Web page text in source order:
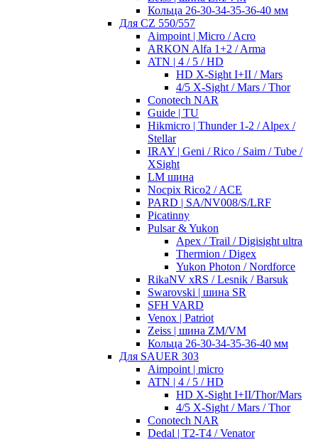
Кольца 26-30-34-35-36-40 мм
Для CZ 550/557
Aimpoint | Micro / Acro
ARKON Alfa 1+2 / Arma
ATN | 4 / 5 / HD
HD X-Sight I+II / Mars
4/5 X-Sight / Mars / Thor
Conotech NAR
Guide | TU
Hikmicro | Thunder 1-2 / Alpex /
Stellar
IRAY | Geni / Rico / Saim / Tube /
XSight
LM шина
Nocpix Rico2 / ACE
PARD | SA/NV008/S/LRF
Picatinny
Pulsar & Yukon
Apex / Trail / Digisight ultra
Thermion / Digex
Yukon Photon / Nordforce
RikaNV xRS / Lesnik / Barsuk
Swarovski | шина SR
SFH VARD
Venox | Patriot
Zeiss | шина ZM/VM
Кольца 26-30-34-35-36-40 мм
Для SAUER 303
Aimpoint | micro
ATN | 4 / 5 / HD
HD X-Sight I+II/Thor/Mars
4/5 X-Sight / Mars / Thor
Conotech NAR
Dedal | T2-T4 / Venator